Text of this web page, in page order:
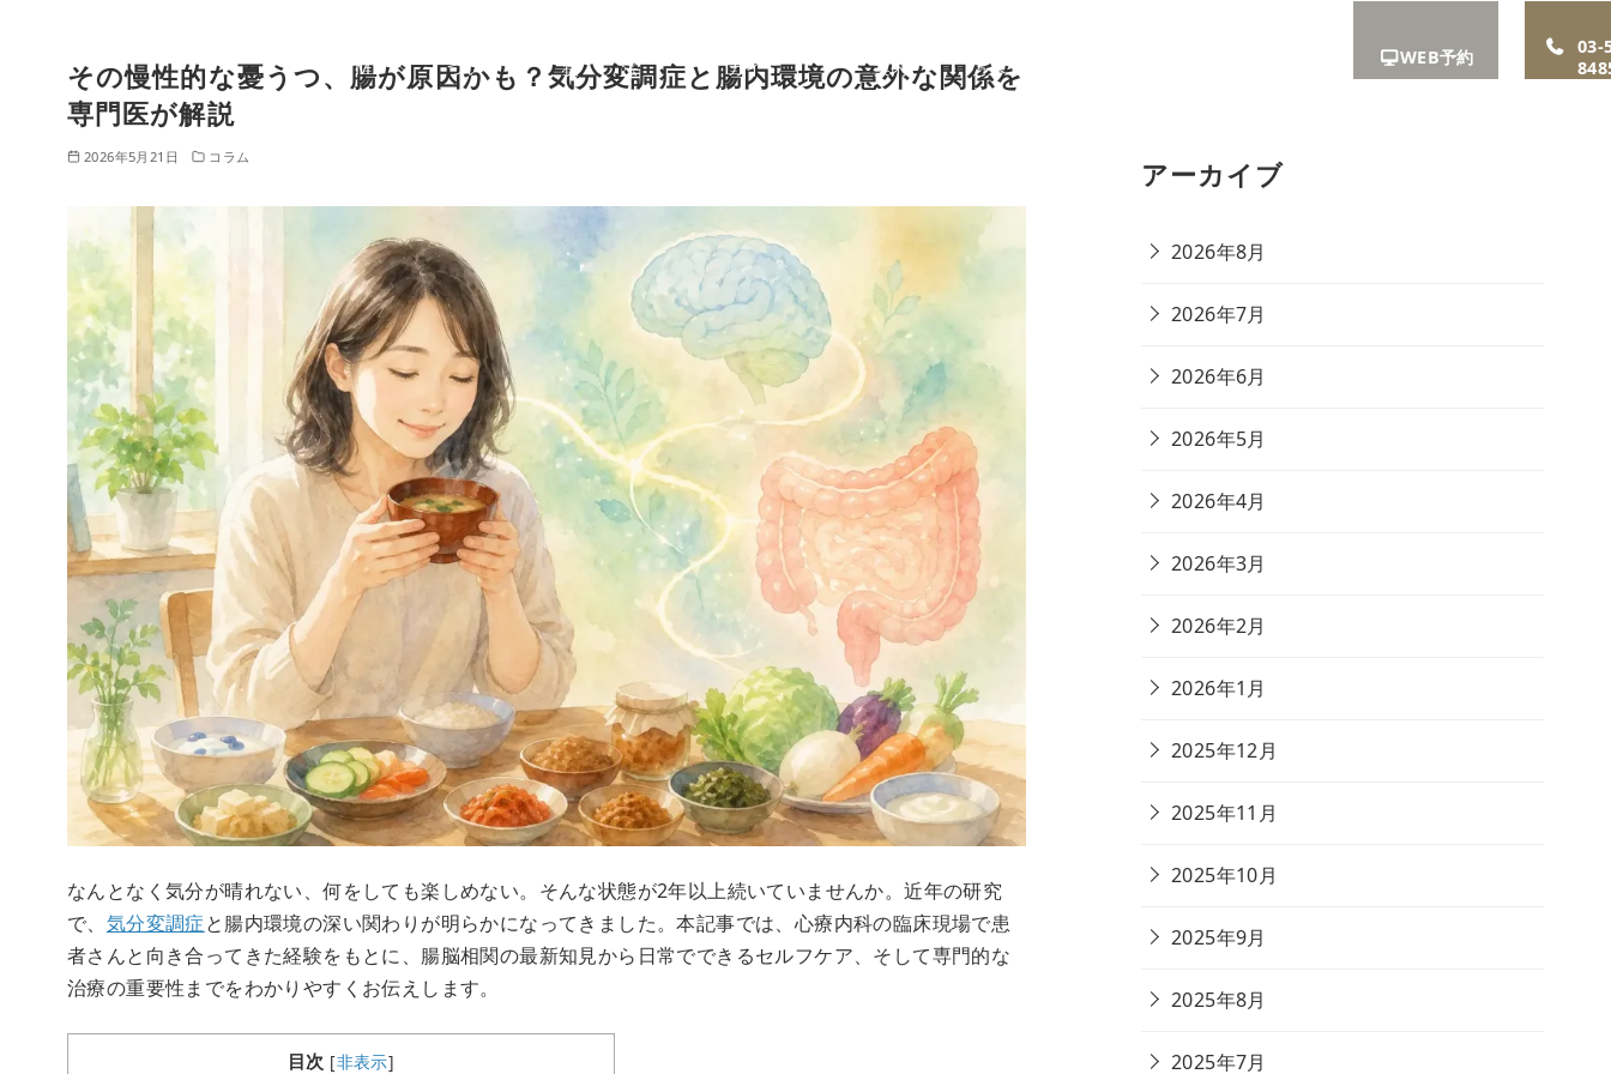
ME
ついて
状
法
ガイド
案内
方へ
WEB予約
03-
その慢性的な憂うつ、腸が原因かも？気分変調症と腸内環境の意外な関係を
専門医が解説
2026年5月21日 コラム
なんとなく気分が晴れない、何をしても楽しめない。そんな状態が2年以上続いていませんか。近年の研究
で、 気分変調症と腸内環境の深い関わりが明らかになってきました。本記事では、心療内科の臨床現場で患
者さんと向き合ってきた経験をもとに、腸脳相関の最新知見から日常でできるセルフケア、そして専門的な
治療の重要性までをわかりやすくお伝えします。
目次 [非表示]
アーカイブ
2026年8月
2026年7月
2026年6月
2026年5月
2026年4月
2026年3月
2026年2月
2026年1月
2025年12月
2025年11月
2025年10月
2025年9月
2025年8月
2025年7月